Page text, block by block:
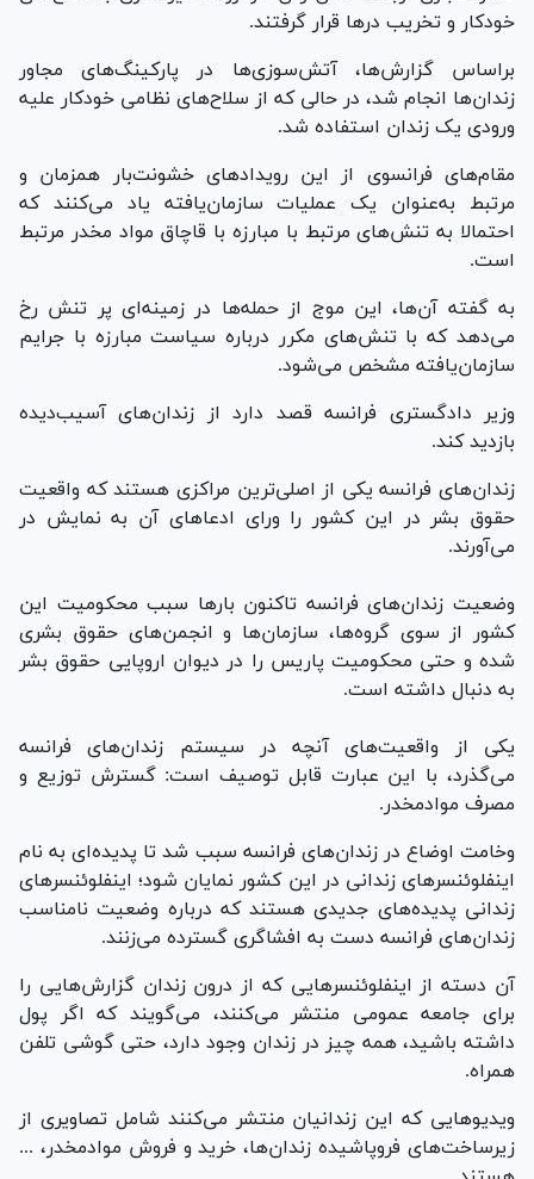
خودکار و تخریب در‌ها قرار گرفتند.
براساس گزارش‌ها، آتش‌سوزی‌ها در پارکینگ‌های مجاور
زندان‌ها انجام شد، در حالی که از سلاح‌های نظامی خودکار علیه
ورودی یک زندان استفاده شد.
مقام‌های فرانسوی از این رویداد‌های خشونت‌بار همزمان و
مرتبط به‌عنوان یک عملیات سازمان‌یافته یاد می‌کنند که
احتمالا به تنش‌های مرتبط با مبارزه با قاچاق مواد مخدر مرتبط
است.
به گفته آن‌ها، این موج از حمله‌ها در زمینه‌ای پر تنش رخ
می‌دهد که با تنش‌های مکرر درباره سیاست مبارزه با جرایم
سازمان‌یافته مشخص می‌شود.
وزیر دادگستری فرانسه قصد دارد از زندان‌های آسیب‌دیده
بازدید کند.
زندان‌های فرانسه یکی از اصلی‌ترین مراکزی هستند که واقعیت
حقوق بشر در این کشور را ورای ادعا‌های آن به نمایش در
می‌آورند.
وضعیت زندان‌های فرانسه تاکنون بار‌ها سبب محکومیت این
کشور از سوی گروه‌ها، سازمان‌ها و انجمن‌های حقوق بشری
شده و حتی محکومیت پاریس را در دیوان اروپایی حقوق بشر
به دنبال داشته است.
یکی از واقعیت‌های آنچه در سیستم زندان‌های فرانسه
می‌گذرد، با این عبارت قابل توصیف است: گسترش توزیع و
مصرف موادمخدر.
وخامت اوضاع در زندان‌های فرانسه سبب شد تا پدیده‌ای به نام
اینفلوئنسر‌های زندانی در این کشور نمایان شود؛ اینفلوئنسر‌های
زندانی پدیده‌های جدیدی هستند که درباره وضعیت نامناسب
زندان‌های فرانسه دست به افشاگری گسترده می‌زنند.
آن دسته از اینفلوئنسر‌هایی که از درون زندان گزارش‌هایی را
برای جامعه عمومی منتشر می‌کنند، می‌گویند که اگر پول
داشته باشید، همه چیز در زندان وجود دارد، حتی گوشی تلفن
همراه.
ویدیو‌هایی که این زندانیان منتشر می‌کنند شامل تصاویری از
زیرساخت‌های فروپاشیده زندان‌ها، خرید و فروش موادمخدر، ...